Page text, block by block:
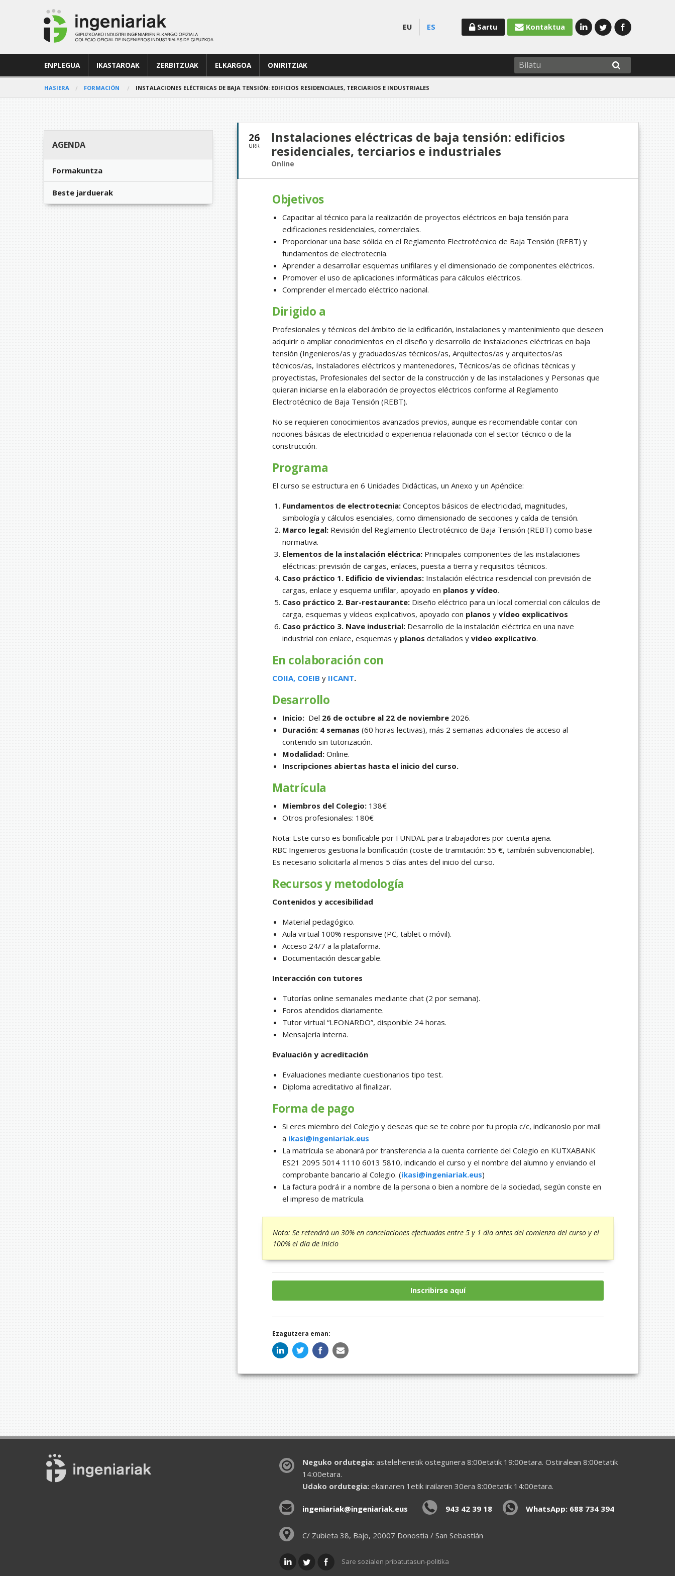
EU ES Kontaktua
Sartu
ENPLEGUA IKASTAROAK ZERBITZUAK ELKARGOA ONIRITZIAK
HASIERA FORMACIÓN INSTALACIONES ELÉCTRICAS DE BAJA TENSIÓN: EDIFICIOS RESIDENCIALES, TERCIARIOS E INDUSTRIALES
26
URR
Instalaciones eléctricas de baja tensión: edificios
residenciales, terciarios e industriales
Online
Objetivos
Capacitar al técnico para la realización de proyectos eléctricos en baja tensión para
edificaciones residenciales, comerciales.
Proporcionar una base sólida en el Reglamento Electrotécnico de Baja Tensión (REBT) y
fundamentos de electrotecnia.
Aprender a desarrollar esquemas unifilares y el dimensionado de componentes eléctricos.
Promover el uso de aplicaciones informáticas para cálculos eléctricos.
Comprender el mercado eléctrico nacional.
Dirigido a
Profesionales y técnicos del ámbito de la edificación, instalaciones y mantenimiento que deseen
adquirir o ampliar conocimientos en el diseño y desarrollo de instalaciones eléctricas en baja
tensión (Ingenieros/as y graduados/as técnicos/as, Arquitectos/as y arquitectos/as
técnicos/as, Instaladores eléctricos y mantenedores, Técnicos/as de oficinas técnicas y
proyectistas, Profesionales del sector de la construcción y de las instalaciones y Personas que
quieran iniciarse en la elaboración de proyectos eléctricos conforme al Reglamento
Electrotécnico de Baja Tensión (REBT).
No se requieren conocimientos avanzados previos, aunque es recomendable contar con
nociones básicas de electricidad o experiencia relacionada con el sector técnico o de la
construcción.
Programa
El curso se estructura en 6 Unidades Didácticas, un Anexo y un Apéndice:
Fundamentos de electrotecnia: Conceptos básicos de electricidad, magnitudes,
simbología y cálculos esenciales, como dimensionado de secciones y caída de tensión.
Marco legal: Revisión del Reglamento Electrotécnico de Baja Tensión (REBT) como base
normativa.
Elementos de la instalación eléctrica: Principales componentes de las instalaciones
eléctricas: previsión de cargas, enlaces, puesta a tierra y requisitos técnicos.
Caso práctico 1. Edificio de viviendas: Instalación eléctrica residencial con previsión de
cargas, enlace y esquema unifilar, apoyado en planos y vídeo.
Caso práctico 2. Bar-restaurante: Diseño eléctrico para un local comercial con cálculos de
carga, esquemas y vídeos explicativos, apoyado con planos y vídeo explicativos
Caso práctico 3. Nave industrial: Desarrollo de la instalación eléctrica en una nave
industrial con enlace, esquemas y planos detallados y video explicativo.
En colaboración con
COIIA, COEIB y IICANT.
Desarrollo
Inicio:Del 26 de octubre al 22 de noviembre2026.
Duración: 4 semanas (60 horas lectivas), más 2 semanas adicionales de acceso al
contenido sin tutorización.
Modalidad:Online.
Inscripciones abiertas hasta el inicio del curso.
Matrícula
Miembros del Colegio:138€
Otros profesionales: 180€
Nota: Este curso es bonificable por FUNDAE para trabajadores por cuenta ajena.
RBC Ingenieros gestiona la bonificación (coste de tramitación: 55 €, también subvencionable).
Es necesario solicitarla al menos 5 días antes del inicio del curso.
Recursos y metodología
Contenidos y accesibilidad
Material pedagógico.
Aula virtual 100% responsive (PC, tablet o móvil).
Acceso 24/7 a la plataforma.
Documentación descargable.
Interacción con tutores
Tutorías online semanales mediante chat (2 por semana).
Foros atendidos diariamente.
Tutor virtual “LEONARDO”, disponible 24 horas.
Mensajería interna.
Evaluación y acreditación
Evaluaciones mediante cuestionarios tipo test.
Diploma acreditativo al finalizar.
Forma de pago
Si eres miembro del Colegio y deseas que se te cobre por tu propia c/c, indícanoslo por mail
a ikasi@ingeniariak.eus
La matrícula se abonará por transferencia a la cuenta corriente del Colegio en KUTXABANK
ES21 2095 5014 1110 6013 5810, indicando el curso y el nombre del alumno y enviando el
comprobante bancario al Colegio. (ikasi@ingeniariak.eus)
La factura podrá ir a nombre de la persona o bien a nombre de la sociedad, según conste en
el impreso de matrícula.
Nota: Se retendrá un 30% en cancelaciones efectuadas entre 5 y 1 día antes del comienzo del curso y el
100% el día de inicio
Inscribirse aquí
Ezagutzera eman:
AGENDA
Formakuntza
Beste jarduerak
Neguko ordutegia:astelehenetik ostegunera 8:00etatik 19:00etara. Ostiralean 8:00etatik
14:00etara.
Udako ordutegia:ekainaren 1etik irailaren 30era 8:00etatik 14:00etara.
ingeniariak@ingeniariak.eus 943 42 39 18 WhatsApp: 688 734 394
C/ Zubieta 38, Bajo, 20007 Donostia / San Sebastián
Sare sozialen pribatutasun-politika